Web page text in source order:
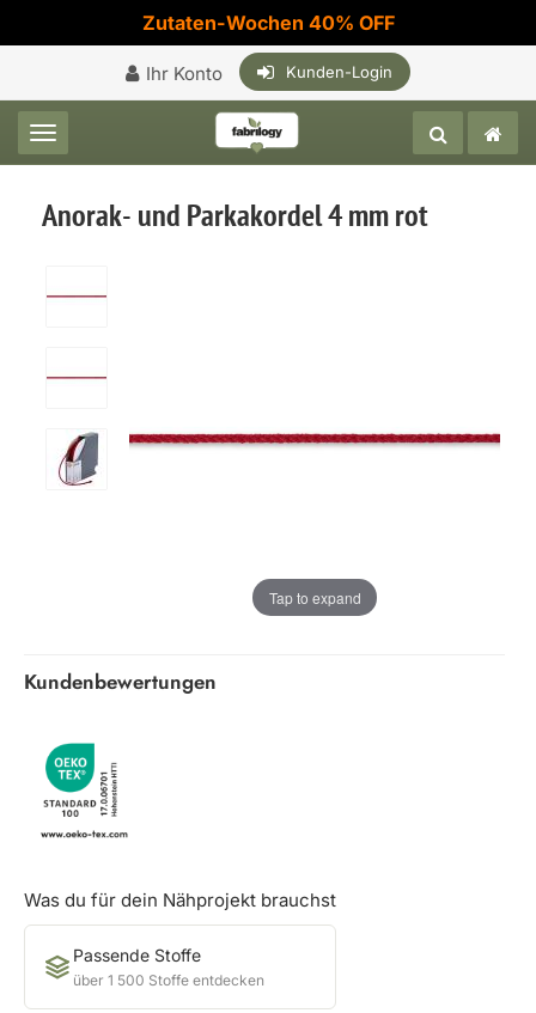
Zutaten-Wochen 40% OFF
Ihr Konto Kunden-Login
Toggle navigation
Anorak- und Parkakordel 4 mm rot
Tap to expand
Kundenbewertungen
Was du für dein Nähprojekt brauchst
Passende Stoffe
über 1 500 Stoffe entdecken